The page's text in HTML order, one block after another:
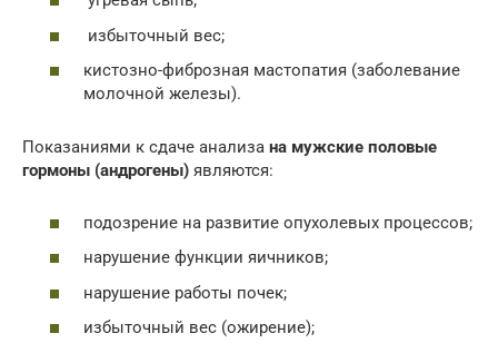
избыточный вес;
кистозно-фиброзная мастопатия (заболевание
молочной железы).
Показаниями к сдаче анализа на мужские половые
гормоны (андрогены) являются:
подозрение на развитие опухолевых процессов;
нарушение функции яичников;
нарушение работы почек;
избыточный вес (ожирение);